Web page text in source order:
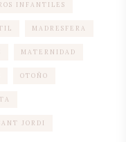
INFANTILES
MADRESFERA
MATERNIDAD
OTOÑO
JORDI